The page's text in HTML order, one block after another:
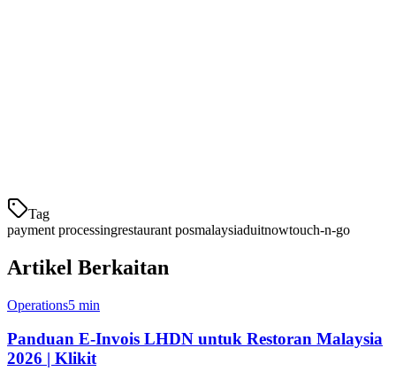
Tag
payment processingrestaurant posmalaysiaduitnowtouch-n-go
Artikel Berkaitan
Operations5 min
Panduan E-Invois LHDN untuk Restoran Malaysia
2026 | Klikit